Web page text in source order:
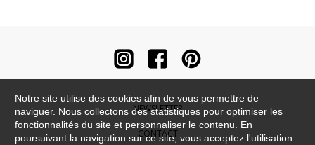
NEWSLETTER
CONTACT
Notre site utilise des cookies afin de vous permettre de
naviguer. Nous collectons des statistiques pour optimiser les
fonctionnalités du site et personnaliser le contenu. En
poursuivant la navigation sur ce site, vous acceptez l'utilisation